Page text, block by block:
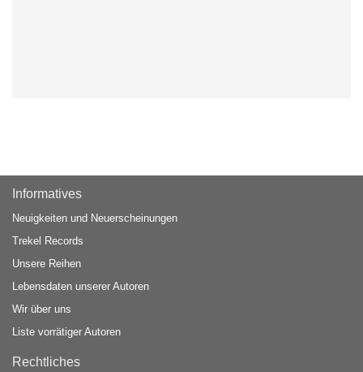
Informatives
Neuigkeiten und Neuerscheinungen
Trekel Records
Unsere Reihen
Lebensdaten unserer Autoren
Wir über uns
Liste vorrätiger Autoren
Rechtliches